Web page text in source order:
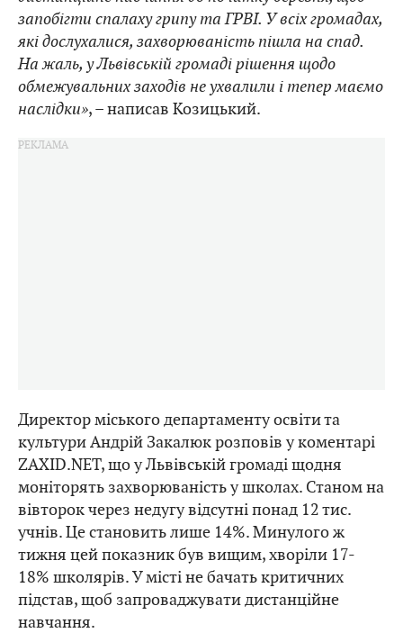
запобігти спалаху грипу та ГРВІ. У всіх громадах,
які дослухалися, захворюваність пішла на спад.
На жаль, у Львівській громаді рішення щодо
обмежувальних заходів не ухвалили і тепер маємо
наслідки», – написав Козицький.
Директор міського департаменту освіти та
культури Андрій Закалюк розповів у коментарі
ZAXID.NET, що у Львівській громаді щодня
моніторять захворюваність у школах. Станом на
вівторок через недугу відсутні понад 12 тис.
учнів. Це становить лише 14%. Минулого ж
тижня цей показник був вищим, хворіли 17-
18% школярів. У місті не бачать критичних
підстав, щоб запроваджувати дистанційне
навчання.